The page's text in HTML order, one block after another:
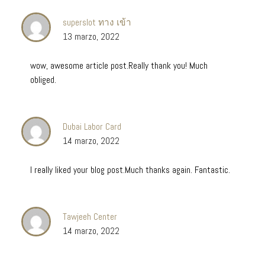
superslot ทาง เข้า
13 marzo, 2022
wow, awesome article post.Really thank you! Much
obliged.
Dubai Labor Card
14 marzo, 2022
I really liked your blog post.Much thanks again. Fantastic.
Tawjeeh Center
14 marzo, 2022